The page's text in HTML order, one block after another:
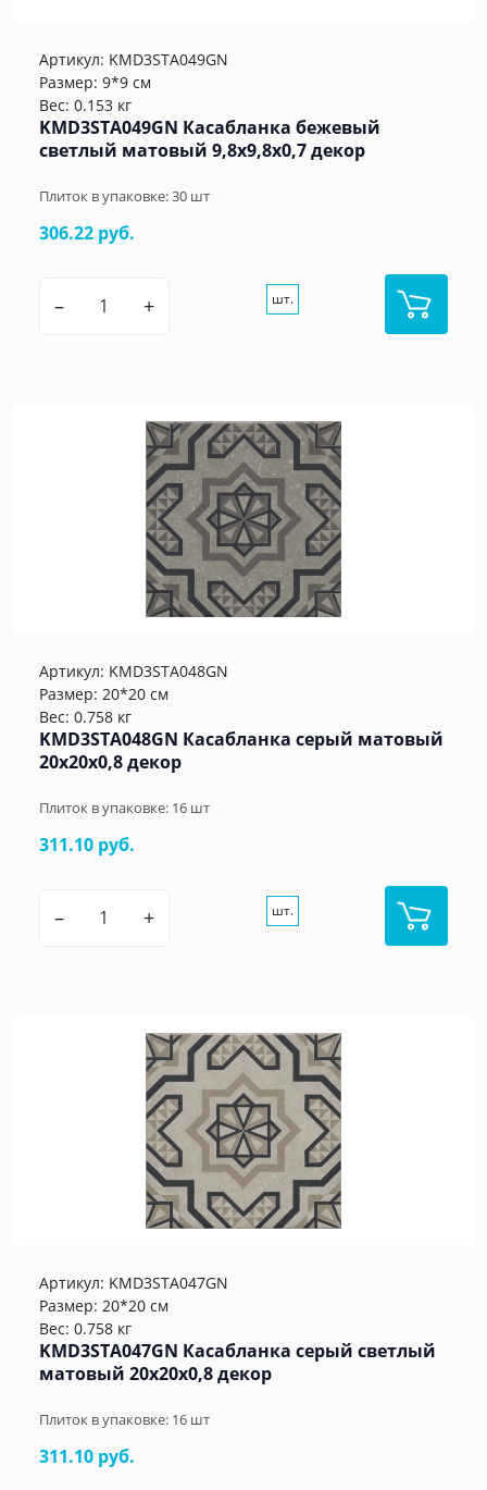
Артикул: KMD3STA049GN
Размер: 9*9 см
Вес: 0.153 кг
KMD3STA049GN Касабланка бежевый
светлый матовый 9,8x9,8x0,7 декор
Плиток в упаковке:30 шт
306.22 руб.
– + шт.
Артикул: KMD3STA048GN
Размер: 20*20 см
Вес: 0.758 кг
KMD3STA048GN Касабланка серый матовый
20x20x0,8 декор
Плиток в упаковке: 16 шт
311.10 руб.
– + шт.
Артикул: KMD3STA047GN
Размер: 20*20 см
Вес: 0.758 кг
KMD3STA047GN Касабланка серый светлый
матовый 20x20x0,8 декор
Плиток в упаковке: 16 шт
311.10 руб.